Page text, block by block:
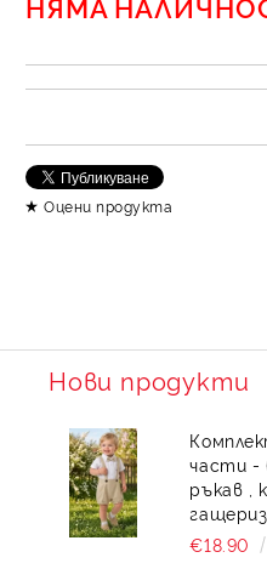
Оцени продукта
Нови продукти
части -
ръкав ,
€18.90